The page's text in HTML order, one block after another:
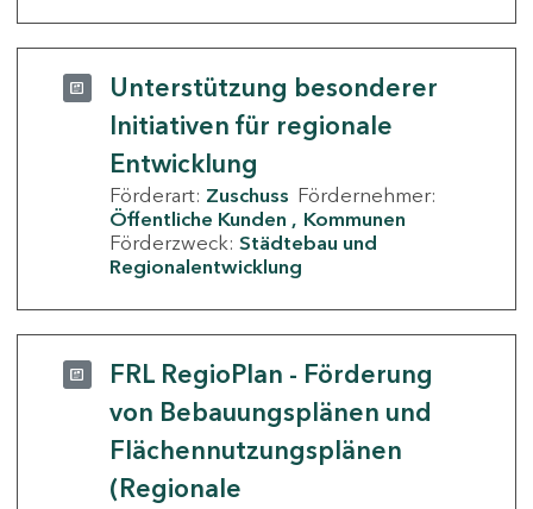
Unterstützung besonderer
Initiativen für regionale
Entwicklung
Förderart: Zuschuss Fördernehmer:
Öffentliche Kunden
Kommunen
Förderzweck: Städtebau und
Regionalentwicklung
FRL RegioPlan - Förderung
von Bebauungsplänen und
Flächennutzungsplänen
(Regionale